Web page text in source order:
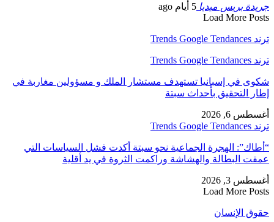
جريدة بريس ميديا 5 أيام ago
Load More Posts
ترند Trends Google Tendances
ترند Trends Google Tendances
شكوى في إسبانيا تستهدف مستشار الملك و مسؤولين مغاربة في
إطار التحقيق بأحداث سبتة
أغسطس 6, 2026
ترند Trends Google Tendances
“أطاك”: الهجرة الجماعية نحو سبتة أكدت فشل السياسات التي
عمقت البطالة والهشاشة وراكمت الثروة في يد أقلية
أغسطس 3, 2026
Load More Posts
حقوق الإنسان